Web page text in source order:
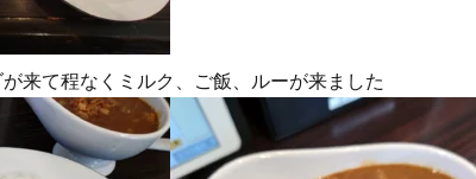
来て程なくミルク、ご飯、ルーが来ました